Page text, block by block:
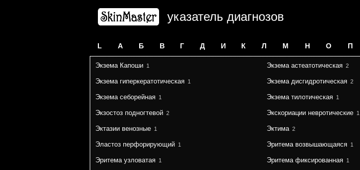
указатель диагнозов
L А Б В Г Д И К Л М Н О П
Экзема Капоши1 Экзема астеатотическая2
Экзема гиперкератотическая1 Экзема дисгидротическая2
Экзема себорейная1 Экзема тилотическая1
Экзостоз подногтевой2 Экскориации невротические1
Эктазии венозные1 Эктима2
Эластоз перфорирующий1 Эритема возвышающаяся1
Эритема узловатая1 Эритема фиксированная1